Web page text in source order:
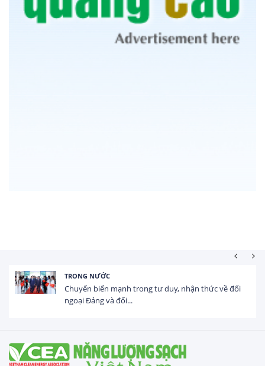
HOẠT ĐỘNG ĐẦU TƯ
Tổng vốn FDI đăng ký vào Việt Nam đạt gần 25 tỷ
USD trong 5 tháng...